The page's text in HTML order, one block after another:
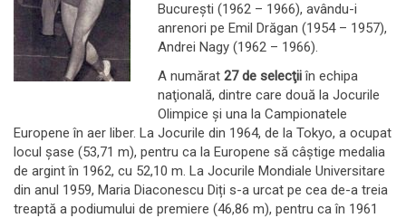
Bucureşti (1962 – 1966), avându-i
anrenori pe Emil Drăgan (1954 – 1957),
Andrei Nagy (1962 – 1966).
A numărat 27 de selecţiiîn echipa
naţională, dintre care două la Jocurile
Olimpice și una la Campionatele
Europene în aer liber. La Jocurile din 1964, de la Tokyo, a ocupat
locul șase (53,71 m), pentru ca la Europene să câștige medalia
de argint în 1962, cu 52,10 m. La Jocurile Mondiale Universitare
din anul 1959, Maria Diaconescu Diți s-a urcat pe cea de-a treia
treaptă a podiumului de premiere (46,86 m), pentru ca în 1961